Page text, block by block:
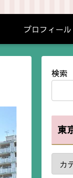
プロフィール
検索
東